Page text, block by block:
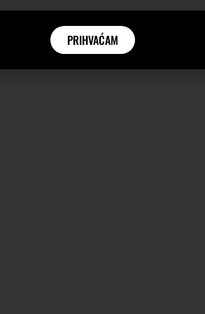
INTERVJUI AKTUALNO
PRIHVAĆAM